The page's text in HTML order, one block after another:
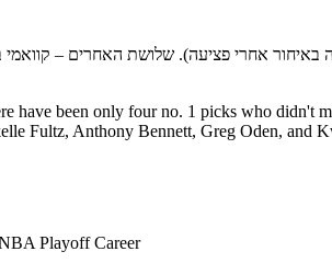
ששנת הרוקי שלהם הגיעה באיחור אחרי פציעה). שלושת האחרים –
have been only four no. 1 picks who didn't
Fultz, Anthony Bennett, Greg Oden, and
Playoff Career